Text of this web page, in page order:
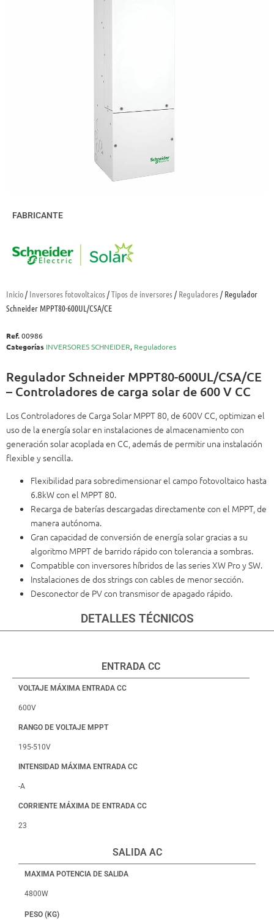
Inicio/ Inversores fotovoltaicos/Tipos de inversores/ Reguladores/ Regulador
Schneider MPPT80-600UL/CSA/CE
Ref.00986
Categorías INVERSORES SCHNEIDER, Reguladores
Regulador Schneider MPPT80-600UL/CSA/CE
– Controladores de carga solar de 600 V CC
Los Controladores de Carga Solar MPPT 80, de 600V CC, optimizan el
uso de la energía solar en instalaciones de almacenamiento con
generación solar acoplada en CC, además de permitir una instalación
flexible y sencilla.
Flexibilidad para sobredimensionar el campo fotovoltaico hasta
6.8kW con el MPPT 80.
Recarga de baterías descargadas directamente con el MPPT, de
manera autónoma.
Gran capacidad de conversión de energía solar gracias a su
algoritmo MPPT de barrido rápido con tolerancia a sombras.
Compatible con inversores híbridos de las series XW Pro y SW.
Instalaciones de dos strings con cables de menor sección.
Desconector de PV con transmisor de apagado rápido.
FABRICANTE
DETALLES TÉCNICOS
ENTRADA CC
VOLTAJE MÁXIMA ENTRADA CC
600V
RANGO DE VOLTAJE MPPT
195-510V
INTENSIDAD MÁXIMA ENTRADA CC
-A
CORRIENTE MÁXIMA DE ENTRADA CC
23
SALIDA AC
MAXIMA POTENCIA DE SALIDA
4800W
PESO (KG)